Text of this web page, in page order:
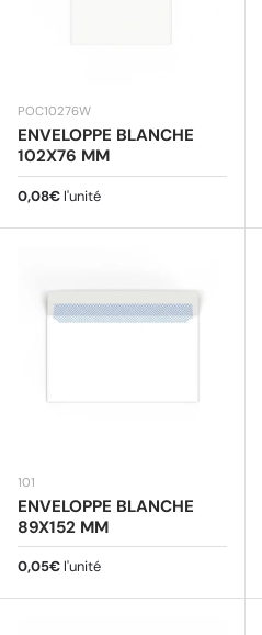
POC10276W
ENVELOPPE BLANCHE
102X76 MM
Prix habituel
0,08€ l'unité
101
ENVELOPPE BLANCHE
89X152 MM
Prix habituel
0,05€ l'unité